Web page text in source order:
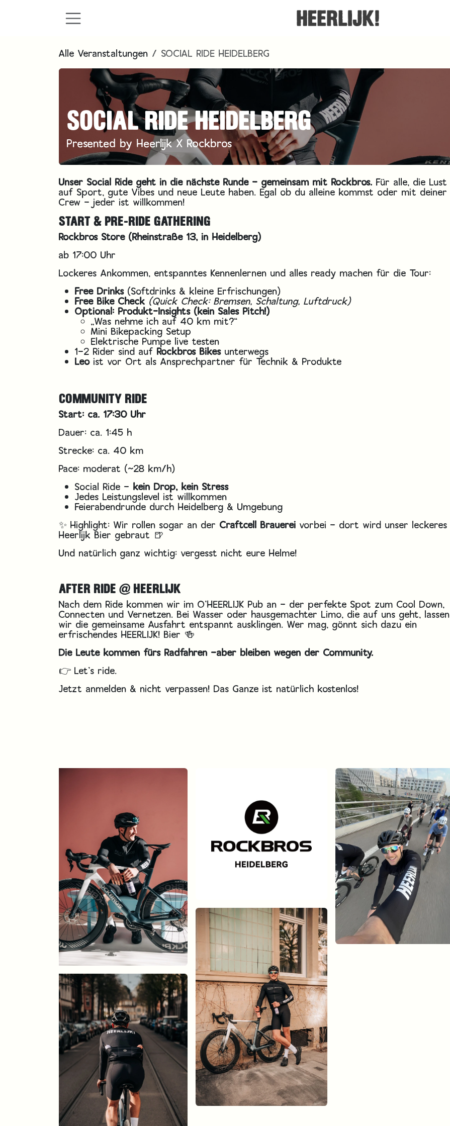
Alle Veranstaltungen SOCIAL RIDE HEIDELBERG
SOCIAL RIDE HEIDELBERG
Presented by Heerlijk X Rockbros
Unser Social Ride geht in die nächste Runde – gemeinsam mit Rockbros. Für alle, die Lust
auf Sport, gute Vibes und neue Leute haben. Egal ob du alleine kommst oder mit deiner
Crew – jeder ist willkommen!
START & PRE-RIDE GATHERING
Rockbros Store (Rheinstraße 13, in Heidelberg)
ab 17:00 Uhr
Lockeres Ankommen, entspanntes Kennenlernen und alles ready machen für die Tour:
Free Drinks (Softdrinks & kleine Erfrischungen)
Free Bike Check (Quick Check: Bremsen, Schaltung, Luftdruck)
Optional: Produkt-Insights (kein Sales Pitch!)
„Was nehme ich auf 40 km mit?“
Mini Bikepacking Setup
Elektrische Pumpe live testen
1–2 Rider sind auf Rockbros Bikes unterwegs
Leo ist vor Ort als Ansprechpartner für Technik & Produkte
COMMUNITY RIDE
Start: ca. 17:30 Uhr
Dauer: ca. 1:45 h
Strecke: ca. 40 km
Pace: moderat (~28 km/h)
Social Ride – kein Drop, kein Stress
Jedes Leistungslevel ist willkommen
Feierabendrunde durch Heidelberg & Umgebung
✨ Highlight: Wir rollen sogar an der Craftcell Brauerei vorbei – dort wird unser leckeres
Heerlijk Bier gebraut 🍺
Und natürlich ganz wichtig: vergesst nicht eure Helme!
AFTER RIDE @ HEERLIJK
Nach dem Ride kommen wir im O’HEERLIJK Pub an – der perfekte Spot zum Cool Down,
Connecten und Vernetzen. Bei Wasser oder hausgemachter Limo, die auf uns geht, lassen
wir die gemeinsame Ausfahrt entspannt ausklingen. Wer mag, gönnt sich dazu ein
erfrischendes HEERLIJK! Bier 🍻
Die Leute kommen fürs Radfahren –aber bleiben wegen der Community.
👉 Let’s ride.
Jetzt anmelden & nicht verpassen! Das Ganze ist natürlich kostenlos!